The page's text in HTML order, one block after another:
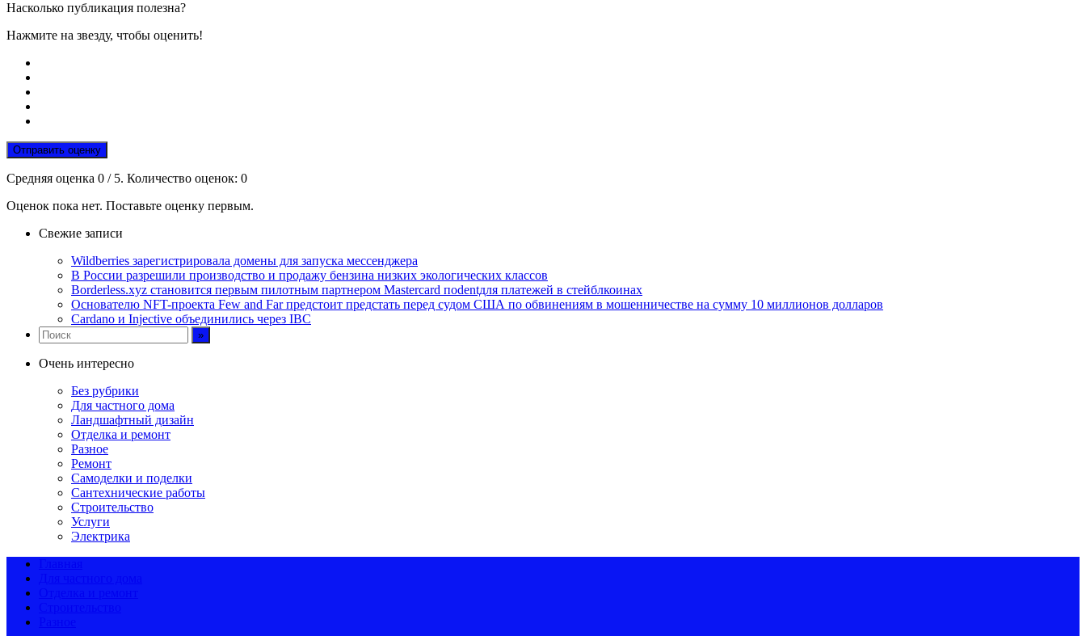
Насколько публикация полезна?
Нажмите на звезду, чтобы оценить!
Отправить оценку
Средняя оценка 0 / 5. Количество оценок: 0
Оценок пока нет. Поставьте оценку первым.
Свежие записи
Wildberries зарегистрировала домены для запуска мессенджера
В России разрешили производство и продажу бензина низких экологических классов
Borderless.xyz становится первым пилотным партнером Mastercard поdentдля платежей в стейблкоинах
Основателю NFT-проекта Few and Far предстоит предстать перед судом США по обвинениям в мошенничестве на сумму 10 миллионов долларов
Cardano и Injective объединились через IBC
Очень интересно
Без рубрики
Для частного дома
Ландшафтный дизайн
Отделка и ремонт
Разное
Ремонт
Самоделки и поделки
Сантехнические работы
Строительство
Услуги
Электрика